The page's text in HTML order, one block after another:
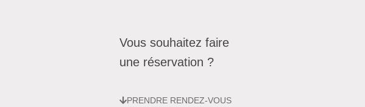
Vous souhaitez faire
une réservation ?
PRENDRE RENDEZ-VOUS